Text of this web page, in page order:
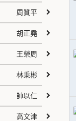
周質平
胡正堯
王榮周
林秉彬
帥以仁
高文津